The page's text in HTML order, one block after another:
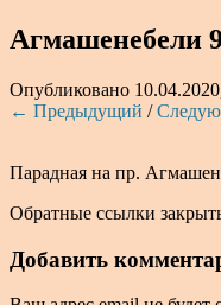
Агмашенебели
Опубликовано 10.04.2020
← Предыдущий /
Парадная на пр.
Обратные ссылки
Добавить